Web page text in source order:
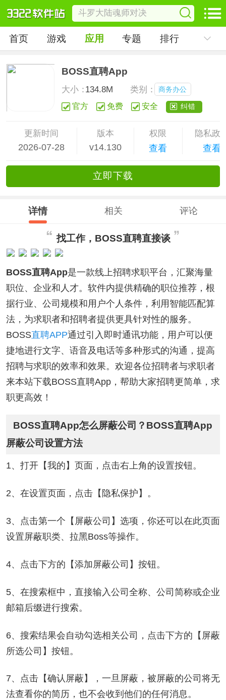
首页 游戏 应用 专题 排行
BOSS直聘App
大小：134.8M 类别： 商务办公
官方 免费 安全 纠错
更新时间
2026-07-28
版本
v14.130
权限
查看
隐私政
查看
立即下载
详情 相关 评论
找工作，BOSS直聘直接谈
BOSS直聘App是一款线上招聘求职平台，汇聚海量
职位、企业和人才。软件内提供精确的职位推荐，根
据行业、公司规模和用户个人条件，利用智能匹配算
法，为求职者和招聘者提供更具针对性的服务。
BOSS直聘APP通过引入即时通讯功能，用户可以便
捷地进行文字、语音及电话等多种形式的沟通，提高
招聘与求职的效率和效果。欢迎各位招聘者与求职者
来本站下载BOSS直聘App，帮助大家招聘更简单，求
职更高效！
BOSS直聘App怎么屏蔽公司？BOSS直聘App
屏蔽公司设置方法
1、打开【我的】页面，点击右上角的设置按钮。
2、在设置页面，点击【隐私保护】。
3、点击第一个【屏蔽公司】选项，你还可以在此页面
设置屏蔽职类、拉黑Boss等操作。
4、点击下方的【添加屏蔽公司】按钮。
5、在搜索框中，直接输入公司全称、公司简称或企业
邮箱后缀进行搜索。
6、搜索结果会自动勾选相关公司，点击下方的【屏蔽
所选公司】按钮。
7、点击【确认屏蔽】，一旦屏蔽，被屏蔽的公司将无
法查看你的简历，也不会收到他们的任何消息。